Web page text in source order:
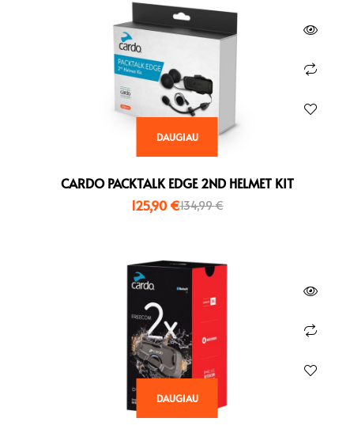
DAUGIAU
CARDO PACKTALK EDGE 2ND HELMET KIT
134,99€
125,90 €
DAUGIAU